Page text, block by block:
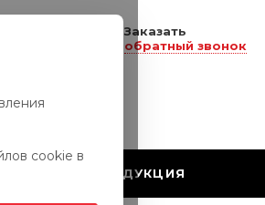
Заказать
обратный звонок
ПРОДУКЦИЯ
cookie в